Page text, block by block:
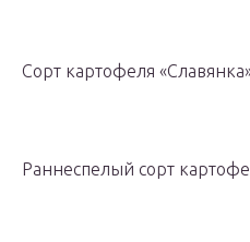
Сорт картофеля
Раннеспелый сорт